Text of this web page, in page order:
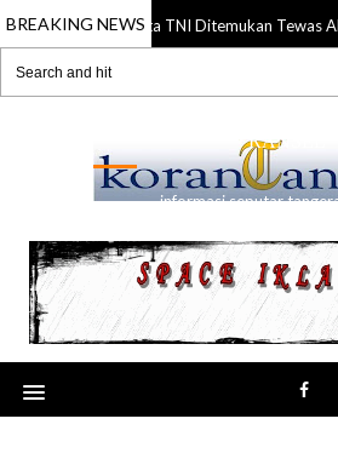
BREAKING NEWS
21 Jul 2026 Anggota TNI Ditemukan Tewas
RANSEL
informasi seputar